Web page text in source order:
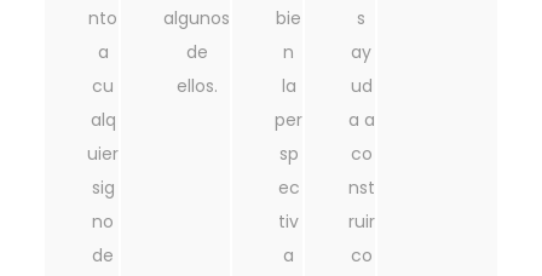
nto
a
cu
alq
uier
sig
no
de
algunos
de
ellos.
bie
n
la
per
sp
ec
tiv
a
s
ay
ud
a a
co
nst
ruir
co